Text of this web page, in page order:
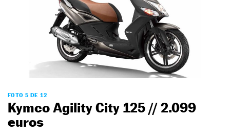
FOTO 5 DE 12
Kymco Agility City 125 // 2.099
euros